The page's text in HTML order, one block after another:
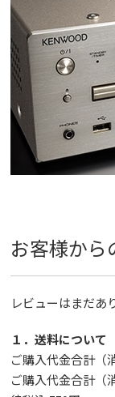
お客様から
レビューはまだあ
１．送料について
ご購入代金合計（
ご購入代金合計（